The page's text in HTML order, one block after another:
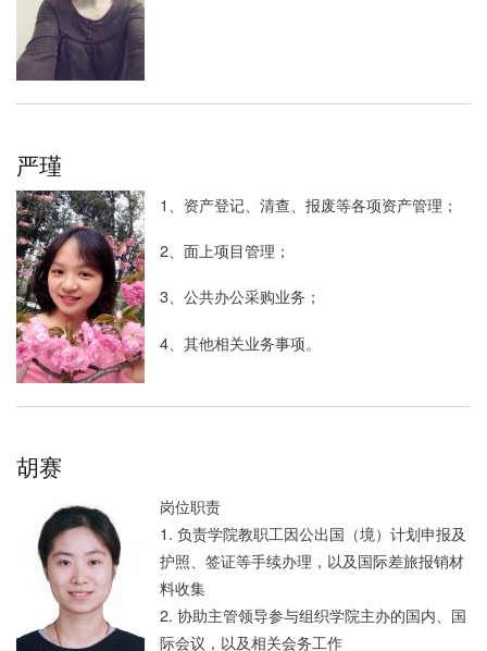
严瑾
1、资产登记、清查、报废等各项资产管理；
2、面上项目管理；
3、公共办公采购业务；
4、其他相关业务事项。
胡赛
岗位职责
1. 负责学院教职工因公出国（境）计划申报及
护照、签证等手续办理，以及国际差旅报销材
料收集
2. 协助主管领导参与组织学院主办的国内、国
际会议，以及相关会务工作